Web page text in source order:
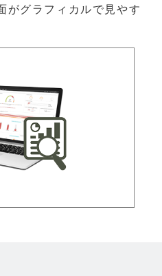
がグラフィカルで見やす